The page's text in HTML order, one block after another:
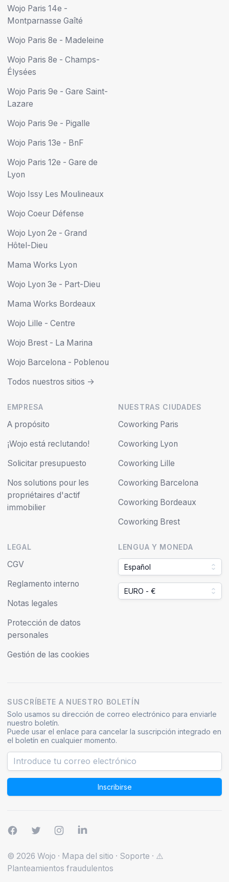
Wojo Paris 14e -
Montparnasse Gaîté
Wojo Paris 8e - Madeleine
Wojo Paris 8e - Champs-
Élysées
Wojo Paris 9e - Gare Saint-
Lazare
Wojo Paris 9e - Pigalle
Wojo Paris 13e - BnF
Wojo Paris 12e - Gare de
Lyon
Wojo Issy Les Moulineaux
Wojo Coeur Défense
Wojo Lyon 2e - Grand
Hôtel-Dieu
Mama Works Lyon
Wojo Lyon 3e - Part-Dieu
Mama Works Bordeaux
Wojo Lille - Centre
Wojo Brest - La Marina
Wojo Barcelona - Poblenou
Todos nuestros sitios ->
EMPRESA
A propósito
¡Wojo está reclutando!
Solicitar presupuesto
Nos solutions pour les
propriétaires d'actif
immobilier
NUESTRAS CIUDADES
Coworking Paris
Coworking Lyon
Coworking Lille
Coworking Barcelona
Coworking Bordeaux
Coworking Brest
LEGAL
CGV
Reglamento interno
Notas legales
Protección de datos
personales
Gestión de las cookies
LENGUA Y MONEDA
Español
EURO - €
SUSCRÍBETE A NUESTRO BOLETÍN
Solo usamos su dirección de correo electrónico para enviarle
nuestro boletín.
Puede usar el enlace para cancelar la suscripción integrado en
el boletín en cualquier momento.
Inscribirse
© 2026 Wojo · Mapa del sitio · Soporte · ⚠️
Planteamientos fraudulentos